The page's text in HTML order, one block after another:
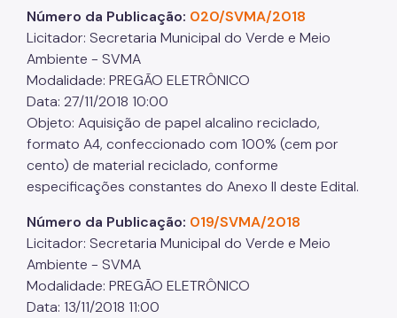
Número da Publicação: 020/SVMA/2018
Licitador: Secretaria Municipal do Verde e Meio
Ambiente - SVMA
Modalidade: PREGÃO ELETRÔNICO
Data: 27/11/2018 10:00
Objeto: Aquisição de papel alcalino reciclado,
formato A4, confeccionado com 100% (cem por
cento) de material reciclado, conforme
especificações constantes do Anexo II deste Edital.
Número da Publicação: 019/SVMA/2018
Licitador: Secretaria Municipal do Verde e Meio
Ambiente - SVMA
Modalidade: PREGÃO ELETRÔNICO
Data: 13/11/2018 11:00